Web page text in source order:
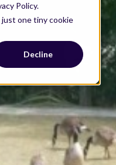
Policy.
one tiny cookie
Decline